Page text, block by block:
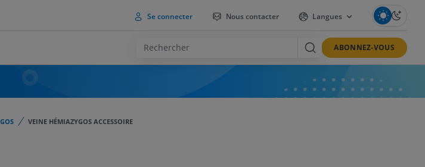
Se connecter Nous contacter Langues
ABONNEZ-VOUS
VEINE HÉMIAZYGOS ACCESSOIRE